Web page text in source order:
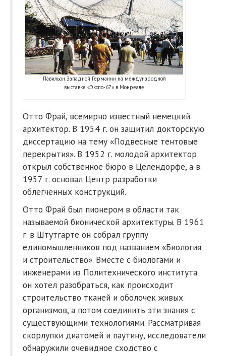
Павильон Западной Германии на международной
выставке «Экспо-67» в Монреале
Отто Фрай, всемирно известный немецкий
архитектор. В 1954 г. он защитил докторскую
диссертацию на тему «Подвесные тентовые
перекрытия». В 1952 г. молодой архитектор
открыл собственное бюро в Целендорфе, а в
1957 г. основал Центр разработки
облегченных конструкций.
Отто Фрай был пионером в области так
называемой бионической архитектуры. В 1961
г. в Штутгарте он собрал группу
единомышленников под названием «Биология
и строительство». Вместе с биологами и
инженерами из Политехнического института
он хотел разобраться, как происходит
строительство тканей и оболочек живых
организмов, а потом соединить эти знания с
существующими технологиями. Рассматривая
скорлупки диатомей и паутину, исследователи
обнаружили очевидное сходство с